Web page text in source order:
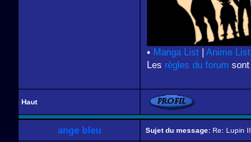
• Manga List Anime List
Les règles du forum
Haut
ange bleu Sujet du message: Re: Lupin